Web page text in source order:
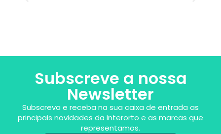
Subscreve a nossa
Newsletter
Subscreva e receba na sua caixa de entrada as
principais novidades da Interorto e as marcas que
representamos.